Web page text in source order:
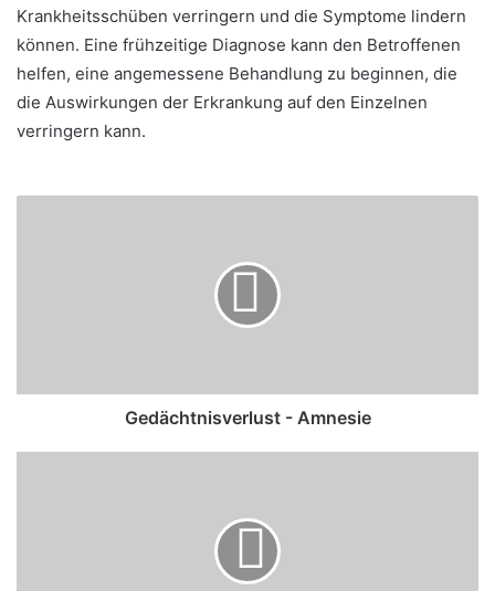
Krankheitsschüben verringern und die Symptome lindern
können. Eine frühzeitige Diagnose kann den Betroffenen
helfen, eine angemessene Behandlung zu beginnen, die
die Auswirkungen der Erkrankung auf den Einzelnen
verringern kann.
Gedächtnisverlust - Amnesie